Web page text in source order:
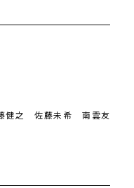
健之 佐藤未希 南雲友